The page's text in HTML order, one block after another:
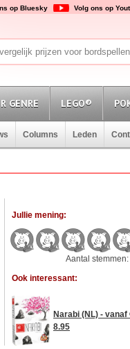
op Bluesky Volg ons op
GENRE LEGO®
Columns Leden
Jullie mening:
Aantal stemmen:
Ook interessant:
Narabi (NL) - vanaf
8.95